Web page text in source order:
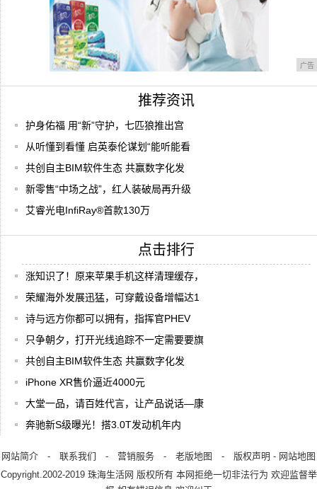
广告
推荐资讯
护身佑福 用“新”守护，七匹狼推出宫
从听懂到看懂 启英泰伦谋划“能听能看
共创自主BIM软件生态 共赢数字化发
新零售“中场之战”，红人装破局再升级
艾睿光电InfiRay®首款130万
点击排行
涨知识了！原来苹果手机这样清理缓存，
荣耀海外发展迅猛，可穿戴设备增幅达1
诗与远方你都可以拥有，指挥官PHEV
只争朝夕，打开光线追踪不一定需要要旗
共创自主BIM软件生态 共赢数字化发
iPhone XR售价逼近4000元
大堂一品，请百姓代言，让产品说话—康
奔驰新S级曝光！搭3.0T发动机年内
网站简介 - 联系我们 - 营销服务 - 老版地图 - 版权声明 - 网站地图
Copyright.2002-2019 珠海生活网 版权所有 本网拒绝一切非法行为 欢迎监督举